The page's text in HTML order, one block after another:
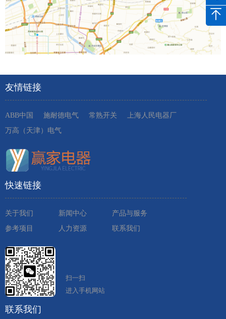
友情链接
ABB中国 施耐德电气 常熟开关
上海人民电器厂
万高（天津）电气
快速链接
关于我们 新闻中心
产品与服务
参考项目
人力资源 联系我们
扫一扫
进入手机网站
联系我们